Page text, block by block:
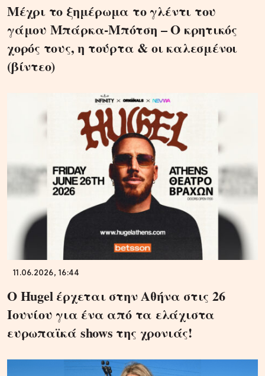
Μέχρι το ξημέρωμα το γλέντι του
γάμου Μπάρκα-Μπότση – Ο κρητικός
χορός τους, η τούρτα & οι καλεσμένοι
(βίντεο)
11.06.2026, 16:44
Ο Hugel έρχεται στην Αθήνα στις 26
Ιουνίου για ένα από τα ελάχιστα
ευρωπαϊκά shows της χρονιάς!